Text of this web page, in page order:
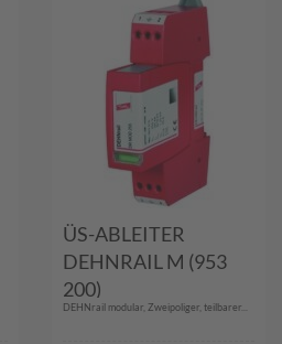
ÜS-ABLEITER
DEHNRAIL M (953
200)
DEHNrail modular, Zweipoliger, teilbarer...